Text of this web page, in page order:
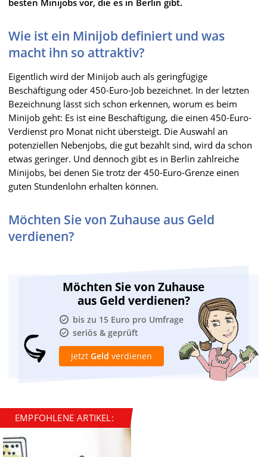
besten Minijobs vor, die es in Berlin gibt.
Wie ist ein Minijob definiert und was
macht ihn so attraktiv?
Eigentlich wird der Minijob auch als geringfügige
Beschäftigung oder 450-Euro-Job bezeichnet. In der letzten
Bezeichnung lässt sich schon erkennen, worum es beim
Minijob geht: Es ist eine Beschäftigung, die einen 450-Euro-
Verdienst pro Monat nicht übersteigt. Die Auswahl an
potenziellen Nebenjobs, die gut bezahlt sind, wird da schon
etwas geringer. Und dennoch gibt es in Berlin zahlreiche
Minijobs, bei denen Sie trotz der 450-Euro-Grenze einen
guten Stundenlohn erhalten können.
Möchten Sie von Zuhause aus Geld
verdienen?
Möchten Sie von Zuhause
aus Geld verdienen?
bis zu 15 Euro pro Umfrage
seriös & geprüft
Jetzt Geld verdienen
EMPFOHLENE ARTIKEL: